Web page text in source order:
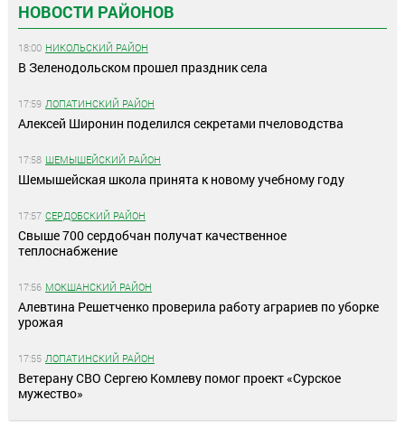
НОВОСТИ РАЙОНОВ
18:00 НИКОЛЬСКИЙ РАЙОН
В Зеленодольском прошел праздник села
17:59 ЛОПАТИНСКИЙ РАЙОН
Алексей Широнин поделился секретами пчеловодства
17:58 ШЕМЫШЕЙСКИЙ РАЙОН
Шемышейская школа принята к новому учебному году
17:57 СЕРДОБСКИЙ РАЙОН
Свыше 700 сердобчан получат качественное
теплоснабжение
17:56 МОКШАНСКИЙ РАЙОН
Алевтина Решетченко проверила работу аграриев по уборке
урожая
17:55 ЛОПАТИНСКИЙ РАЙОН
Ветерану СВО Сергею Комлеву помог проект «Сурское
мужество»